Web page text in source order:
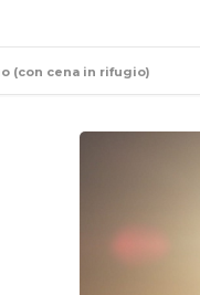
(con cena in rifugio)